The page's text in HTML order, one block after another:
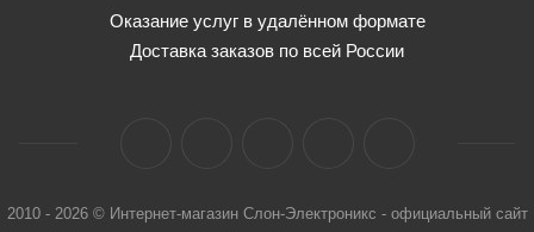
Оказание услуг в удалённом формате
Доставка заказов по всей России
2010 - 2026 © Интернет-магазин Слон-Электроникс - официальный сайт